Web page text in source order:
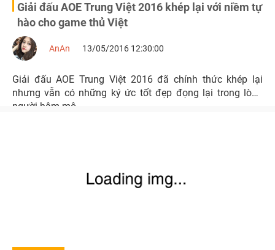
Giải đấu AOE Trung Việt 2016 khép lại với niềm tự
hào cho game thủ Việt
AnAn 13/05/2016 12:30:00
Giải đấu AOE Trung Việt 2016 đã chính thức khép lại
nhưng vẫn có những ký ức tốt đẹp đọng lại trong lòng
người hâm mộ.